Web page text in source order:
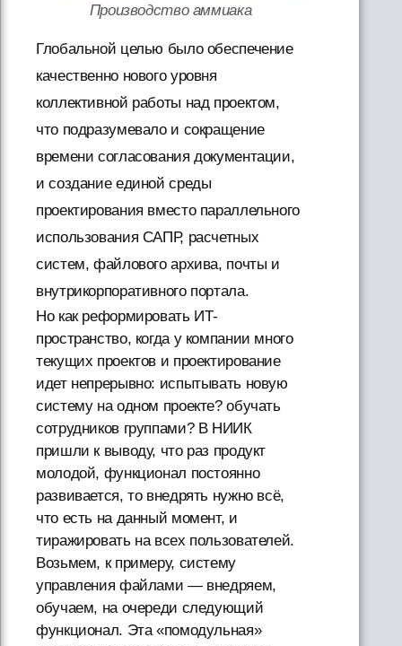
Производство аммиака
Глобальной целью было обеспечение
качественно нового уровня
коллективной работы над проектом,
что подразумевало и сокращение
времени согласования документации,
и создание единой среды
проектирования вместо параллельного
использования САПР, расчетных
систем, файлового архива, почты и
внутрикорпоративного портала.
Но как реформировать ИТ-
пространство, когда у компании много
текущих проектов и проектирование
идет непрерывно: испытывать новую
систему на одном проекте? обучать
сотрудников группами? В НИИК
пришли к выводу, что раз продукт
молодой, функционал постоянно
развивается, то внедрять нужно всё,
что есть на данный момент, и
тиражировать на всех пользователей.
Возьмем, к примеру, систему
управления файлами — внедряем,
обучаем, на очереди следующий
функционал. Эта «помодульная»